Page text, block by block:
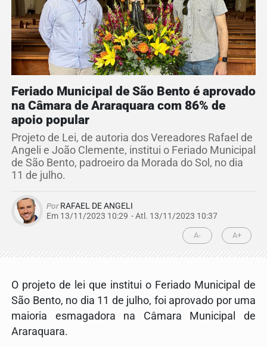
Feriado Municipal de São Bento é aprovado
na Câmara de Araraquara com 86% de
apoio popular
Projeto de Lei, de autoria dos Vereadores Rafael de
Angeli e João Clemente, institui o Feriado Municipal
de São Bento, padroeiro da Morada do Sol, no dia
11 de julho.
PorRAFAEL DE ANGELI
Em 13/11/2023 10:29 - Atl. 13/11/2023 10:37
A- A+
O projeto de lei que institui o Feriado Municipal de
São Bento, no dia 11 de julho, foi aprovado por uma
maioria esmagadora na Câmara Municipal de
Araraquara.